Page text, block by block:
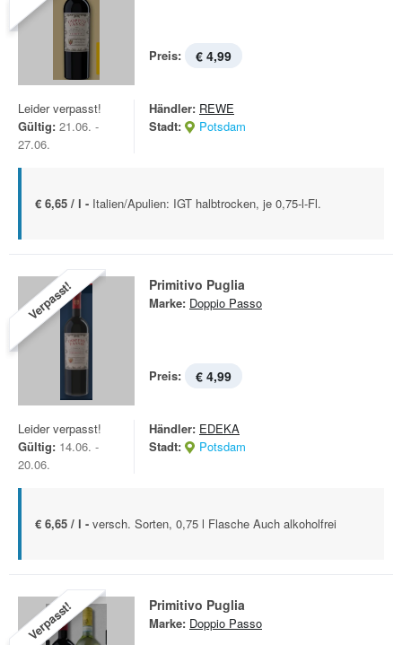
Preis: € 4,99
Leider verpasst!
Gültig: 21.06. -
27.06.
Händler: REWE
Stadt:
Potsdam
€ 6,65 / l - Italien/Apulien: IGT halbtrocken, je 0,75-l-Fl.
Verpasst! Primitivo Puglia
Marke: Doppio Passo
Preis: € 4,99
Leider verpasst!
Gültig: 14.06. -
20.06.
Händler: EDEKA
Stadt:
Potsdam
€ 6,65 / l - versch. Sorten, 0,75 l Flasche Auch alkoholfrei
Verpasst! Primitivo Puglia
Marke: Doppio Passo